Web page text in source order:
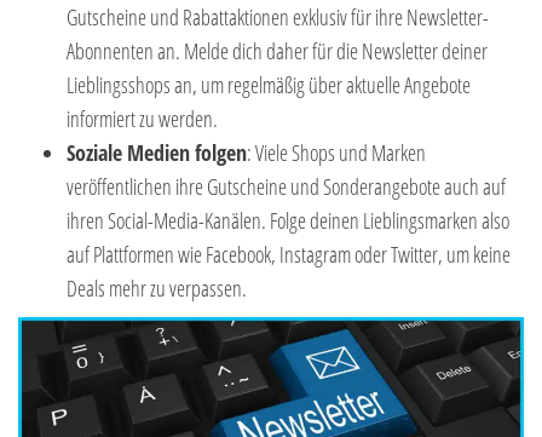
Gutscheine und Rabattaktionen exklusiv für ihre Newsletter-
Abonnenten an. Melde dich daher für die Newsletter deiner
Lieblingsshops an, um regelmäßig über aktuelle Angebote
informiert zu werden.
Soziale Medien folgen: Viele Shops und Marken
veröffentlichen ihre Gutscheine und Sonderangebote auch auf
ihren Social-Media-Kanälen. Folge deinen Lieblingsmarken also
auf Plattformen wie Facebook, Instagram oder Twitter, um keine
Deals mehr zu verpassen.